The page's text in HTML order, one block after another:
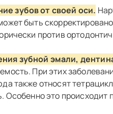
зубов от своей оси.
быть
против
зубной эмали,
При этих
также относят
Особенно это